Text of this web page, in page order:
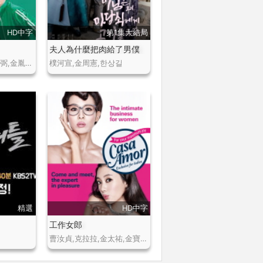
HD中字
李知勳,韓勝妍,高圭弼,金胤成,李宥俊,鄭愛延
第1集大結局
夫人為什麼把肉給了男僕
樸河宣,金周憲,한상길
精選 HD中字
工作女郎
曹汝貞,克拉拉,金太祐,金寶妍,羅美蘭,金基天,趙在允